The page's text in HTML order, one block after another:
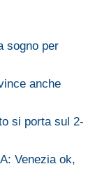
sogno per
anche
si porta sul 2-
Venezia ok,